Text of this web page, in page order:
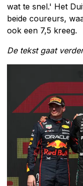
wat te snel.' Het
beide coureurs,
ook een 7,5 kreeg.
De tekst gaat